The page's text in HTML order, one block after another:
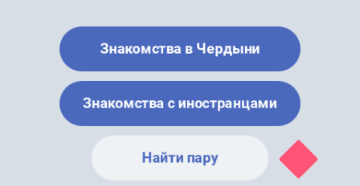
Знакомства в Чердыни
Знакомства с иностранцами
Найти пару